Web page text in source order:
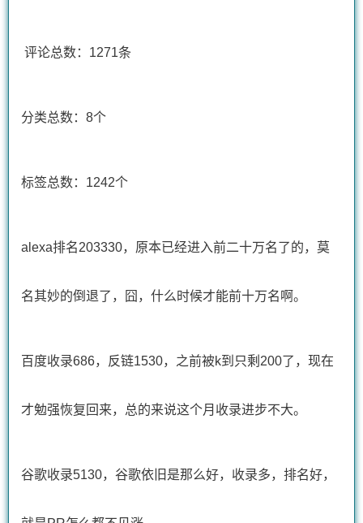
评论总数：1271条
分类总数：8个
标签总数：1242个
alexa排名203330，原本已经进入前二十万名了的，莫
名其妙的倒退了，囧，什么时候才能前十万名啊。
百度收录686，反链1530，之前被k到只剩200了，现在
才勉强恢复回来，总的来说这个月收录进步不大。
谷歌收录5130，谷歌依旧是那么好，收录多，排名好，